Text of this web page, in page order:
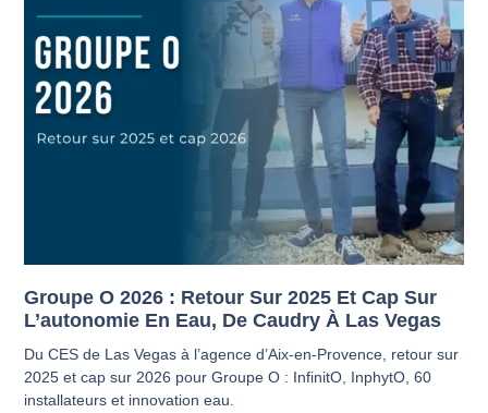
Groupe O 2026 : Retour Sur 2025 Et Cap Sur
L’autonomie En Eau, De Caudry À Las Vegas
Du CES de Las Vegas à l’agence d’Aix-en-Provence, retour sur
2025 et cap sur 2026 pour Groupe O : InfinitO, InphytO, 60
installateurs et innovation eau.